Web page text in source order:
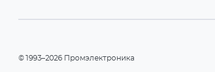
©1993–2026 Промэлектроника